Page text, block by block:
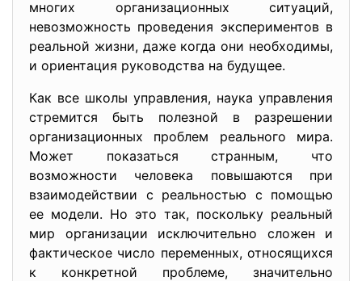
многих организационных ситуаций,
невозможность проведения экспериментов в
реальной жизни, даже когда они необходимы,
и ориентация руководства на будущее.
Как все школы управления, наука управления
стремится быть полезной в разрешении
организационных проблем реального мира.
Может показаться странным, что
возможности человека повышаются при
взаимодействии с реальностью с помощью
ее модели. Но это так, поскольку реальный
мир организации исключительно сложен и
фактическое число переменных, относящихся
к конкретной проблеме, значительно